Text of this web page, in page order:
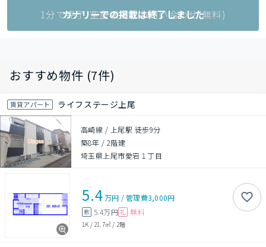
1分で完了!空室状況をお問い合わせ(無料)
カナリーでの掲載は終了しました
おすすめ物件 (7件)
賃貸アパート ライフステージ上尾
高崎線 / 上尾駅 徒歩9分
築8年 / 2階建
埼玉県上尾市愛宕１丁目
5.4万円 /管理費3,000円
敷 5.4万円 礼 無料
1K / 21.7㎡ / 2階